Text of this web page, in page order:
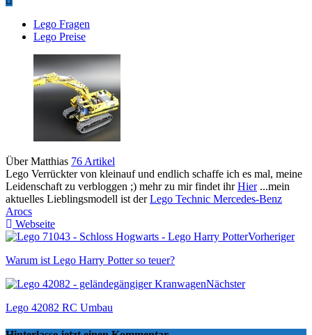
Lego Fragen
Lego Preise
Über Matthias 76 Artikel
Lego Verrückter von kleinauf und endlich schaffe ich es mal, meine
Leidenschaft zu verbloggen ;) mehr zu mir findet ihrHier...mein
aktuelles Lieblingsmodell ist derLego Technic Mercedes-Benz
Arocs
Webseite
Vorheriger
Warum ist Lego Harry Potter so teuer?
Nächster
Lego 42082 RC Umbau